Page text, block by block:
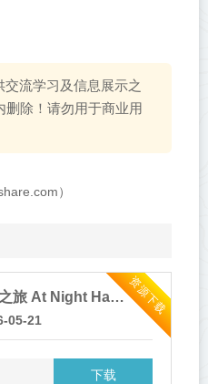
流学习及信息展示之
删除！请勿用于商业用
）
资源下载
《夜间：鬼屋之旅 At Night Haunted Ride》Build.23303809-免安装中文版
05-21
下载